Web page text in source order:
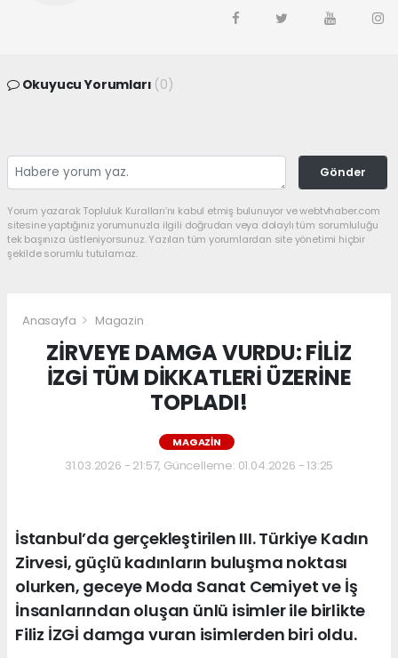
Okuyucu Yorumları (0)
Gönder
Yorum yazarak Topluluk Kuralları’nı kabul etmiş bulunuyor ve webtvhaber.com
sitesine yaptığınız yorumunuzla ilgili doğrudan veya dolaylı tüm sorumluluğu
tek başınıza üstleniyorsunuz. Yazılan tüm yorumlardan site yönetimi hiçbir
şekilde sorumlu tutulamaz.
Anasayfa Magazin
ZİRVEYE DAMGA VURDU: FİLİZ
İZGİ TÜM DİKKATLERİ ÜZERİNE
TOPLADI!
MAGAZIN
31.03.2026 - 21:57, Güncelleme: 01.04.2026 - 13:25
İstanbul’da gerçekleştirilen III. Türkiye Kadın
Zirvesi, güçlü kadınların buluşma noktası
olurken, geceye Moda Sanat Cemiyet ve İş
İnsanlarından oluşan ünlü isimler ile birlikte
Filiz İZGİ damga vuran isimlerden biri oldu.